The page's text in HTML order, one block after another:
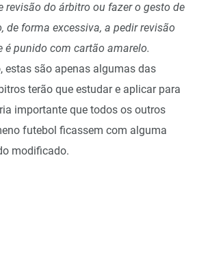
revisão do árbitro ou fazer o gesto de
de forma excessiva, a pedir revisão
é punido com cartão amarelo.
estas são apenas algumas das
terão que estudar e aplicar para
importante que todos os outros
futebol ficassem com alguma
modificado.